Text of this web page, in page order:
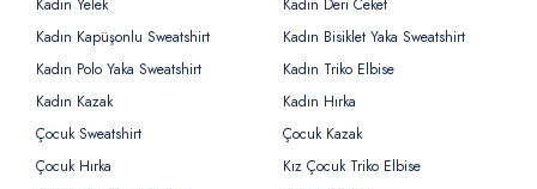
Kadın Yelek
Kadın Deri Ceket
Kadın Kapüşonlu Sweatshirt
Kadın Bisiklet Yaka Sweatshirt
Kadın Polo Yaka Sweatshirt
Kadın Triko Elbise
Kadın Kazak
Kadın Hırka
Çocuk Sweatshirt
Çocuk Kazak
Çocuk Hırka
Kız Çocuk Triko Elbise